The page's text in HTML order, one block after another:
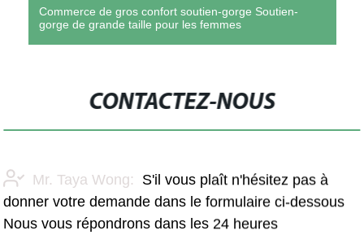
Commerce de gros confort soutien-gorge Soutien-
gorge de grande taille pour les femmes
CONTACTEZ-NOUS
Mr. Taya Wong:
S'il vous plaît n'hésitez pas à
donner votre demande dans le formulaire ci-dessous
Nous vous répondrons dans les 24 heures